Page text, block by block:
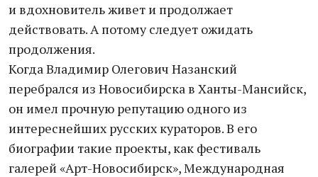
и вдохновитель живет и продолжает
действовать. А потому следует ожидать
продолжения.
Когда Владимир Олегович Назанский
перебрался из Новосибирска в Ханты-Мансийск,
он имел прочную репутацию одного из
интереснейших русских кураторов. В его
биографии такие проекты, как фестиваль
галерей «Арт-Новосибирск», Международная